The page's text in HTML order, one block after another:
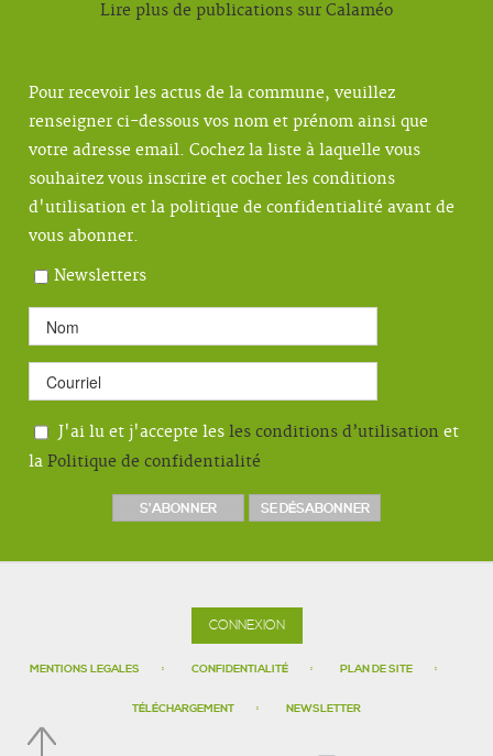
Lire plus de publications sur Calaméo
Pour recevoir les actus de la commune, veuillez
renseigner ci-dessous vos nom et prénom ainsi que
votre adresse email. Cochez la liste à laquelle vous
souhaitez vous inscrire et cocher les conditions
d'utilisation et la politique de confidentialité avant de
vous abonner.
Newsletters
J'ai lu et j'accepte les les conditions d’utilisation et
la Politique de confidentialité
CONNEXION
MENTIONS LEGALES CONFIDENTIALITÉ PLAN DE SITE
TÉLÉCHARGEMENT NEWSLETTER